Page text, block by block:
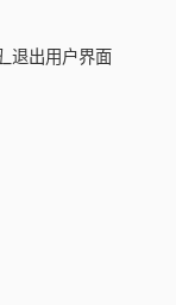
退出用户界面